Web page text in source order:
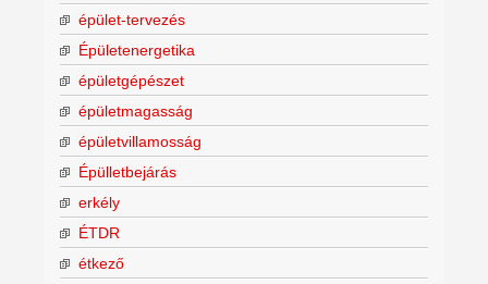
épület-tervezés
Épületenergetika
épületgépészet
épületmagasság
épületvillamosság
Épülletbejárás
erkély
ÉTDR
étkező